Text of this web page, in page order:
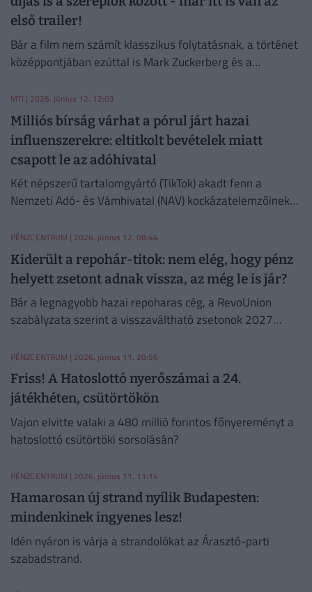
első trailer!
Bár a film nem számít klasszikus folytatásnak, a történet
középpontjában ezúttal is Mark Zuckerberg és a
MTI | 2026. június 12. 12:03
Milliós bírság várhat a pórul járt hazai
influenszerekre: eltitkolt bevételek miatt
csapott le az adóhivatal
Két népszerű tartalomgyártó (TikTok) akadt fenn a
Nemzeti Adó- és Vámhivatal (NAV) kockázatelemzőinek
PÉNZCENTRUM | 2026. június 12. 08:44
Kiderült a repohár-titok: nem elég, hogy pénz
helyett zsetont adnak vissza, az még le is jár?
Bár a legnagyobb hazai repoharas cég, a RevoUnion
szabályzata szerint a visszaváltható zsetonok 2027
aggodalomra.
PÉNZCENTRUM | 2026. június 11. 20:56
Friss! A Hatoslottó nyerőszámai a 24.
játékhéten, csütörtökön
Vajon elvitte valaki a 480 millió forintos főnyereményt a
hatoslottó csütörtöki sorsolásán?
PÉNZCENTRUM | 2026. június 11. 11:14
Hamarosan új strand nyílik Budapesten:
mindenkinek ingyenes lesz!
Idén nyáron is várja a strandolókat az Árasztó-parti
szabadstrand.